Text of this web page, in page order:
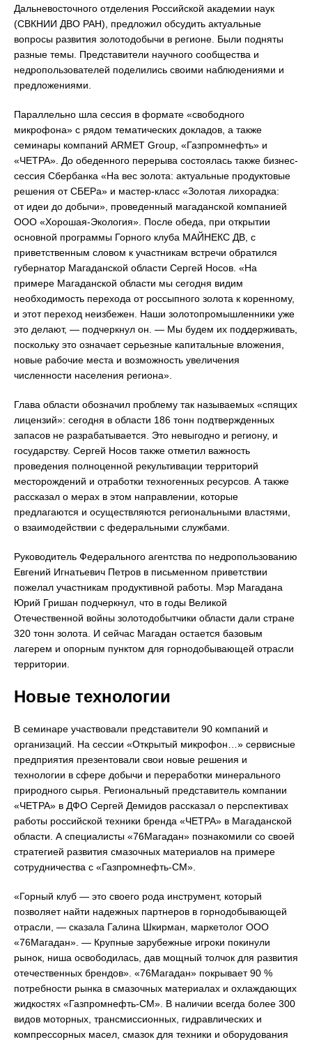
Дальневосточного отделения Российской академии наук
(СВКНИИ ДВО РАН), предложил обсудить актуальные
вопросы развития золотодобычи в регионе. Были подняты
разные темы. Представители научного сообщества и
недропользователей поделились своими наблюдениями и
предложениями.
Параллельно шла сессия в формате «свободного
микрофона» с рядом тематических докладов, а также
семинары компаний ARMET Group, «Газпромнефть» и
«ЧЕТРА». До обеденного перерыва состоялась также бизнес-
сессия Сбербанка «На вес золота: актуальные продуктовые
решения от СБЕРа» и мастер-класс «Золотая лихорадка:
от идеи до добычи», проведенный магаданской компанией
ООО «Хорошая-Экология». После обеда, при открытии
основной программы Горного клуба МАЙНЕКС ДВ, с
приветственным словом к участникам встречи обратился
губернатор Магаданской области Сергей Носов. «На
примере Магаданской области мы сегодня видим
необходимость перехода от россыпного золота к коренному,
и этот переход неизбежен. Наши золотопромышленники уже
это делают, — подчеркнул он. — Мы будем их поддерживать,
поскольку это означает серьезные капитальные вложения,
новые рабочие места и возможность увеличения
численности населения региона».
Глава области обозначил проблему так называемых «спящих
лицензий»: сегодня в области 186 тонн подтвержденных
запасов не разрабатывается. Это невыгодно и региону, и
государству. Сергей Носов также отметил важность
проведения полноценной рекультивации территорий
месторождений и отработки техногенных ресурсов. А также
рассказал о мерах в этом направлении, которые
предлагаются и осуществляются региональными властями,
о взаимодействии с федеральными службами.
Руководитель Федерального агентства по недропользованию
Евгений Игнатьевич Петров в письменном приветствии
пожелал участникам продуктивной работы. Мэр Магадана
Юрий Гришан подчеркнул, что в годы Великой
Отечественной войны золотодобытчики области дали стране
320 тонн золота. И сейчас Магадан остается базовым
лагерем и опорным пунктом для горнодобывающей отрасли
территории.
Новые технологии
В семинаре участвовали представители 90 компаний и
организаций. На сессии «Открытый микрофон…» сервисные
предприятия презентовали свои новые решения и
технологии в сфере добычи и переработки минерального
природного сырья. Региональный представитель компании
«ЧЕТРА» в ДФО Сергей Демидов рассказал о перспективах
работы российской техники бренда «ЧЕТРА» в Магаданской
области. А специалисты «76Магадан» познакомили со своей
стратегией развития смазочных материалов на примере
сотрудничества с «Газпромнефть-СМ».
«Горный клуб — это своего рода инструмент, который
позволяет найти надежных партнеров в горнодобывающей
отрасли, — сказала Галина Шкирман, маркетолог ООО
«76Магадан». — Крупные зарубежные игроки покинули
рынок, ниша освободилась, дав мощный толчок для развития
отечественных брендов». «76Магадан» покрывает 90 %
потребности рынка в смазочных материалах и охлаждающих
жидкостях «Газпромнефть-СМ». В наличии всегда более 300
видов моторных, трансмиссионных, гидравлических и
компрессорных масел, смазок для техники и оборудования